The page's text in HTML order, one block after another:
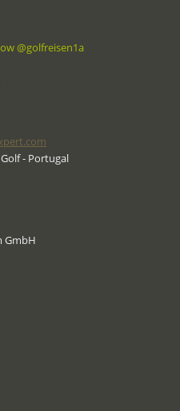
@golfreisen1a
- Portugal
GmbH